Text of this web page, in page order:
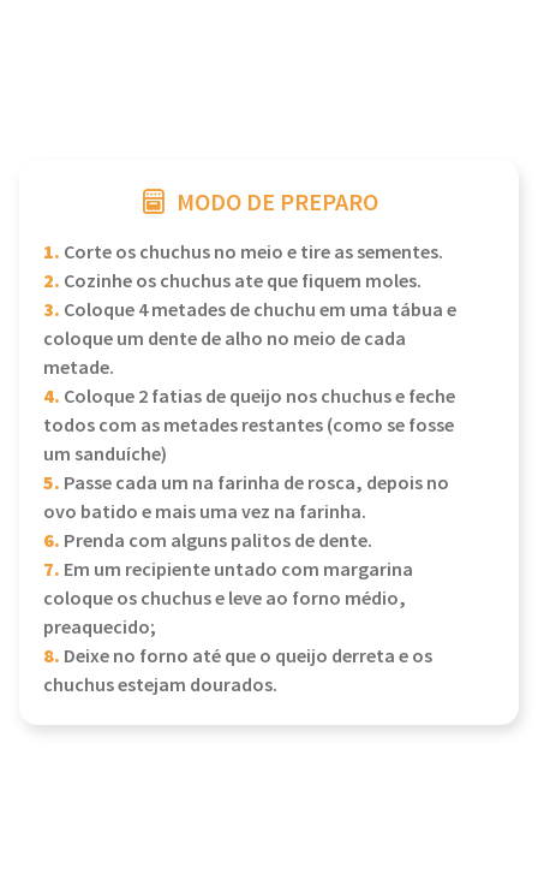
MODO DE PREPARO
1. Corte os chuchus no meio e tire as sementes.
2. Cozinhe os chuchus ate que fiquem moles.
3. Coloque 4 metades de chuchu em uma tábua e
coloque um dente de alho no meio de cada
metade.
4. Coloque 2 fatias de queijo nos chuchus e feche
todos com as metades restantes (como se fosse
um sanduíche)
5. Passe cada um na farinha de rosca, depois no
ovo batido e mais uma vez na farinha.
6. Prenda com alguns palitos de dente.
7. Em um recipiente untado com margarina
coloque os chuchus e leve ao forno médio,
preaquecido;
8. Deixe no forno até que o queijo derreta e os
chuchus estejam dourados.